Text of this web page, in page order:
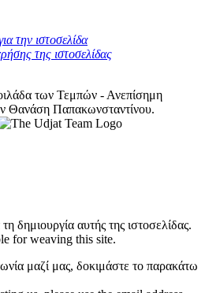
την ιστοσελίδα
της ιστοσελίδας
των Τεμπών - Ανεπίσημη
Θανάση Παπακωνσταντίνου.
δημιουργία αυτής της ιστοσελίδας.
for weaving this site.
μαζί μας, δοκιμάστε το παρακάτω